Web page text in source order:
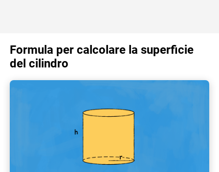
Formula per calcolare la superficie
del cilindro